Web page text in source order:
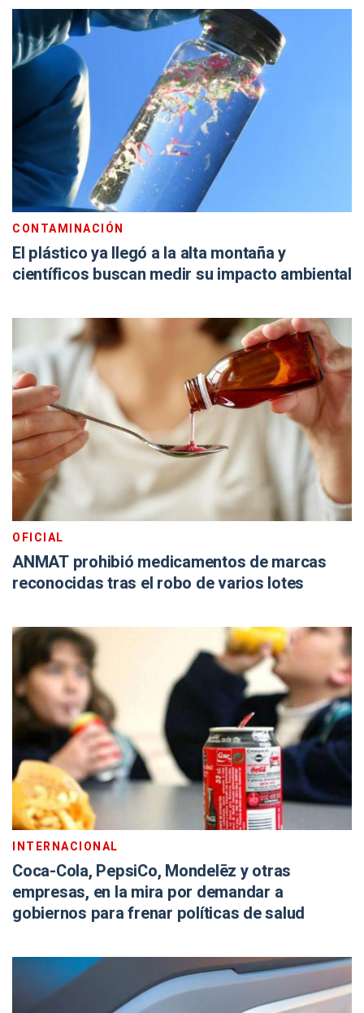
CONTAMINACIÓN
El plástico ya llegó a la alta montaña y
científicos buscan medir su impacto ambiental
OFICIAL
ANMAT prohibió medicamentos de marcas
reconocidas tras el robo de varios lotes
INTERNACIONAL
Coca-Cola, PepsiCo, Mondelēz y otras
empresas, en la mira por demandar a
gobiernos para frenar políticas de salud